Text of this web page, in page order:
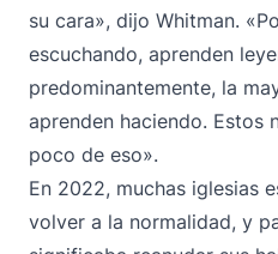
su cara», dijo Whitman.
escuchando, aprenden
predominantemente, la
aprenden haciendo. Estos
poco de eso».
En 2022, muchas iglesias
volver a la normalidad, y